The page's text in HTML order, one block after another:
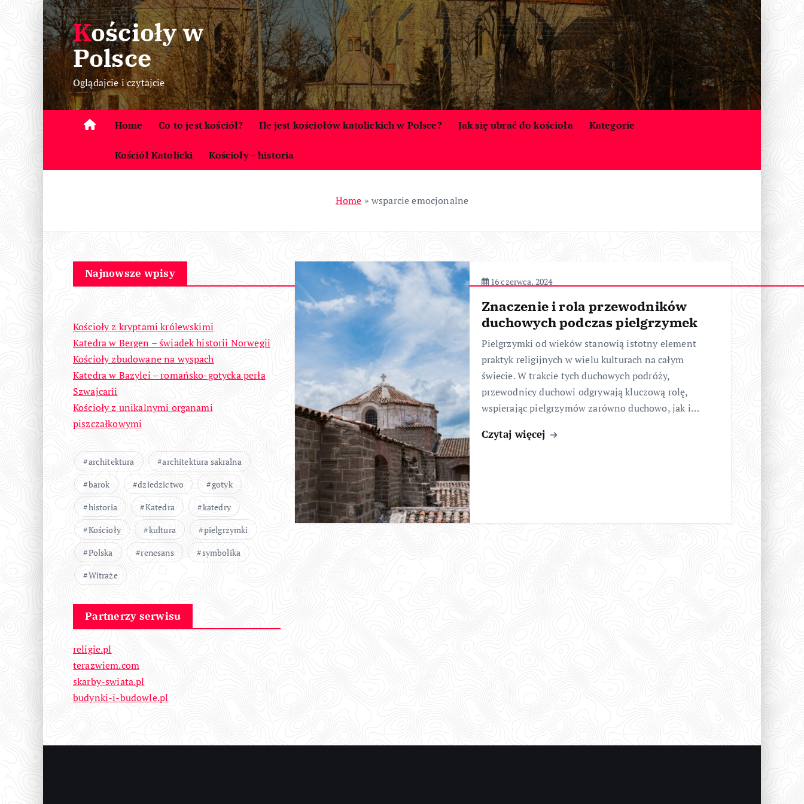
S
k
i
p
t
c
e
Kościoły w
Polsce
Oglądajcie i czytajcie
Home Co to jest kościół? Ile jest kościołów katolickich w Polsce? Jak się ubrać do kościoła Kategorie
Kościół Katolicki Kościoły – historia
Home » wsparcie emocjonalne
Najnowsze wpisy
Kościoły z kryptami królewskimi
Katedra w Bergen – świadek historii Norwegii
Kościoły zbudowane na wyspach
Katedra w Bazylei – romańsko-gotycka perła
Szwajcarii
Kościoły z unikalnymi organami
piszczałkowymi
architektura
architektura sakralna
barok
dziedzictwo
gotyk
historia
Katedra
katedry
Kościoły
kultura
pielgrzymki
Polska
renesans
symbolika
Witraże
Partnerzy serwisu
religie.pl
terazwiem.com
skarby-swiata.pl
budynki-i-budowle.pl
16 czerwca, 2024
Znaczenie i rola przewodników
duchowych podczas pielgrzymek
Pielgrzymki od wieków stanowią istotny element
praktyk religijnych w wielu kulturach na całym
świecie. W trakcie tych duchowych podróży,
przewodnicy duchowi odgrywają kluczową rolę,
wspierając pielgrzymów zarówno duchowo, jak i…
Czytaj więcej